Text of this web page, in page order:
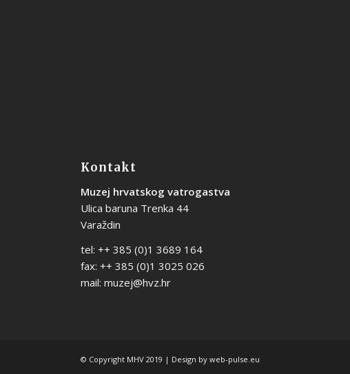
Kontakt
Muzej hrvatskog vatrogastva
Ulica baruna Trenka 44
Varaždin
tel: ++ 385 (0)1 3689 164
fax: ++ 385 (0)1 3025 026
mail:muzej@hvz.hr
© Copyright MHV 2019 | Design byweb-pulse.eu